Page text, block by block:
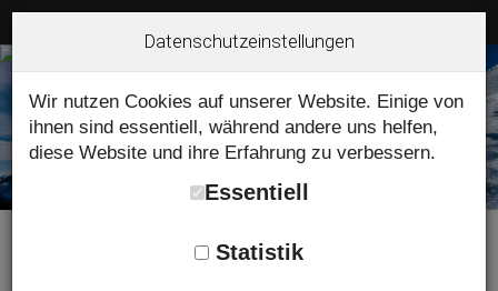
Datenschutzeinstellungen
Wir nutzen Cookies auf unserer Website. Einige von
ihnen sind essentiell, während andere uns helfen,
diese Website und ihre Erfahrung zu verbessern.
Essentiell
Statistik